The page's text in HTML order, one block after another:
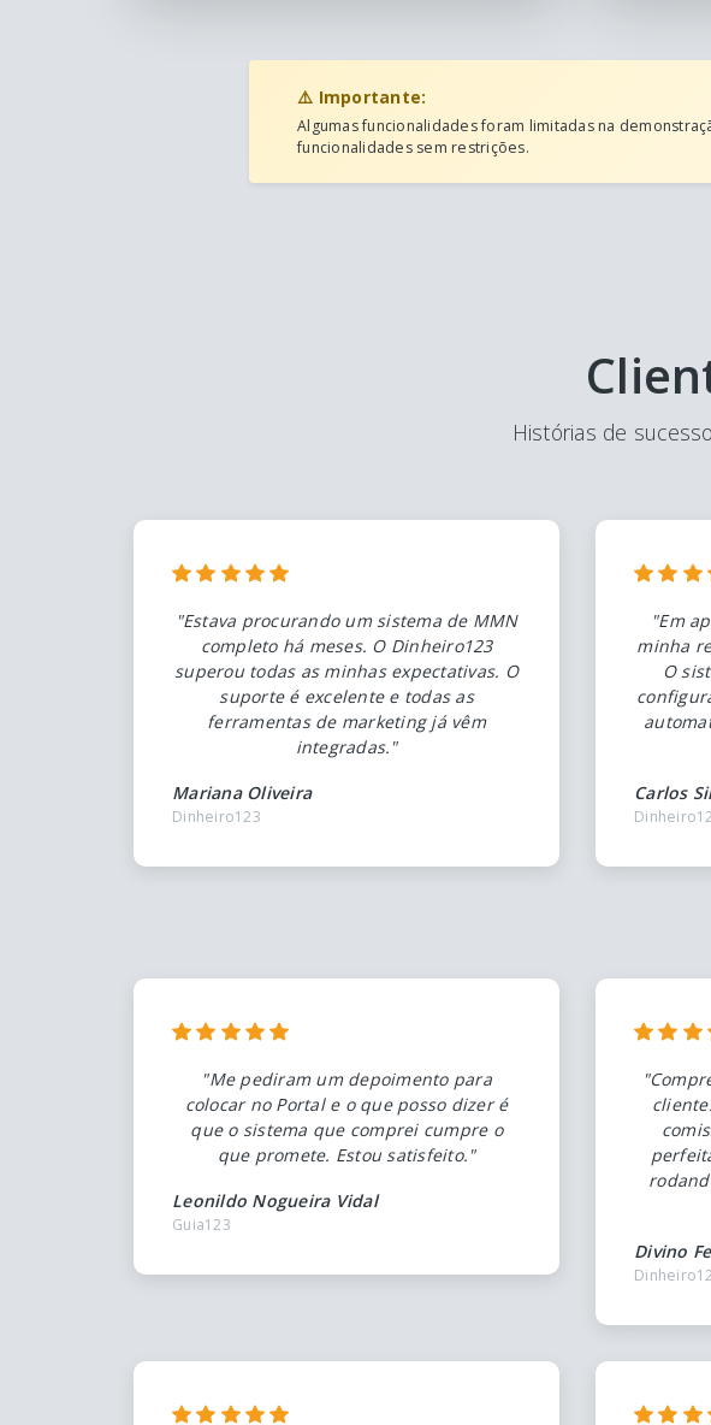
⚠️ Importante:
Algumas funcionalidades foram limitadas na
funcionalidades sem restrições.
Histórias de
"Estava procurando um sistema de MMN
completo há meses. O Dinheiro123
superou todas as minhas expectativas. O
suporte é excelente e todas as
ferramentas de marketing já vêm
integradas."
Mariana Oliveira
Dinheiro123
"Em
minha
O
Carlos
"Me pediram um depoimento para
colocar no Portal e o que posso dizer é
que o sistema que comprei cumpre o
que promete. Estou satisfeito."
Leonildo Nogueira Vidal
Guia123
Divino